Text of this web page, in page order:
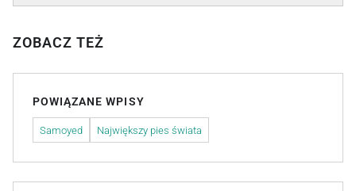
ZOBACZ TEŻ
POWIĄZANE WPISY
Samoyed Największy pies świata